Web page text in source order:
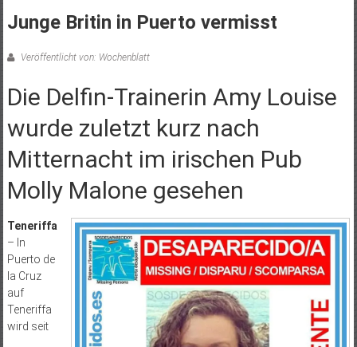
Junge Britin in Puerto vermisst
Veröffentlicht von: Wochenblatt
Die Delfin-Trainerin Amy Louise
wurde zuletzt kurz nach
Mitternacht im irischen Pub
Molly Malone gesehen
Teneriffa
– In
Puerto de
la Cruz
auf
Teneriffa
wird seit